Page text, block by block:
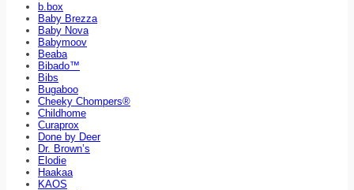
b.box
Baby Brezza
Baby Nova
Babymoov
Beaba
Bibado™
Bibs
Bugaboo
Cheeky Chompers®
Childhome
Curaprox
Done by Deer
Dr. Brown’s
Elodie
Haakaa
KAOS